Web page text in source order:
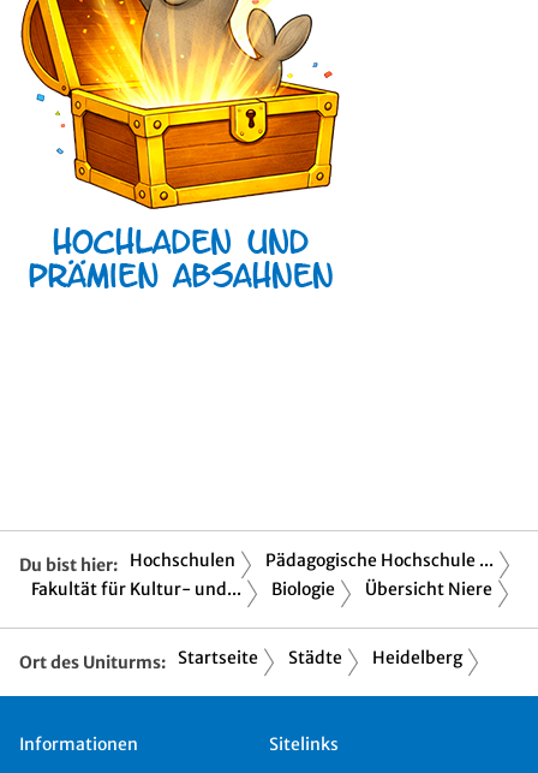
Du bist hier: Hochschulen
Pädagogische Hochschule ...
Fakultät für Kultur- und...
Biologie Übersicht Niere
Ort des Uniturms: Startseite Städte Heidelberg
Informationen
Sitelinks